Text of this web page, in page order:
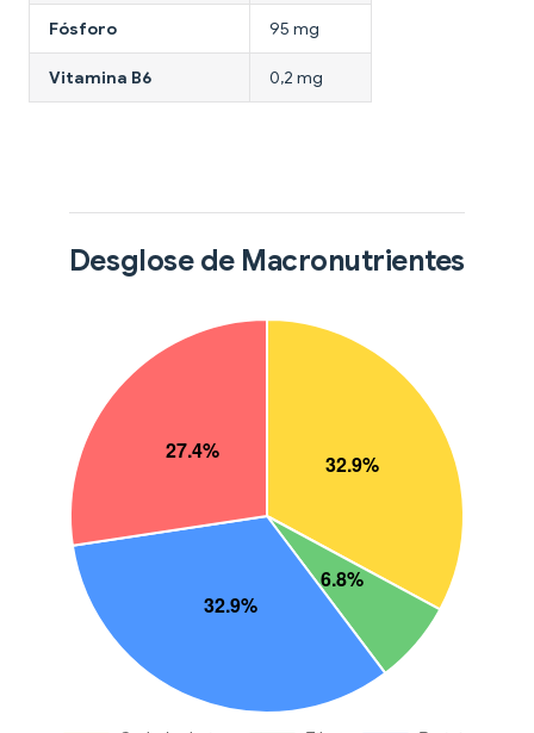
Fósforo 95 mg
Vitamina B6 0,2 mg
Desglose de Macronutrientes